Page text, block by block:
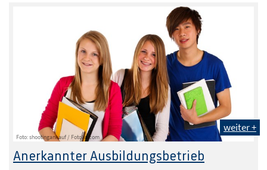
Foto: shootingankauf / Fotolia.com
weiter +
Anerkannter Ausbildungsbetrieb